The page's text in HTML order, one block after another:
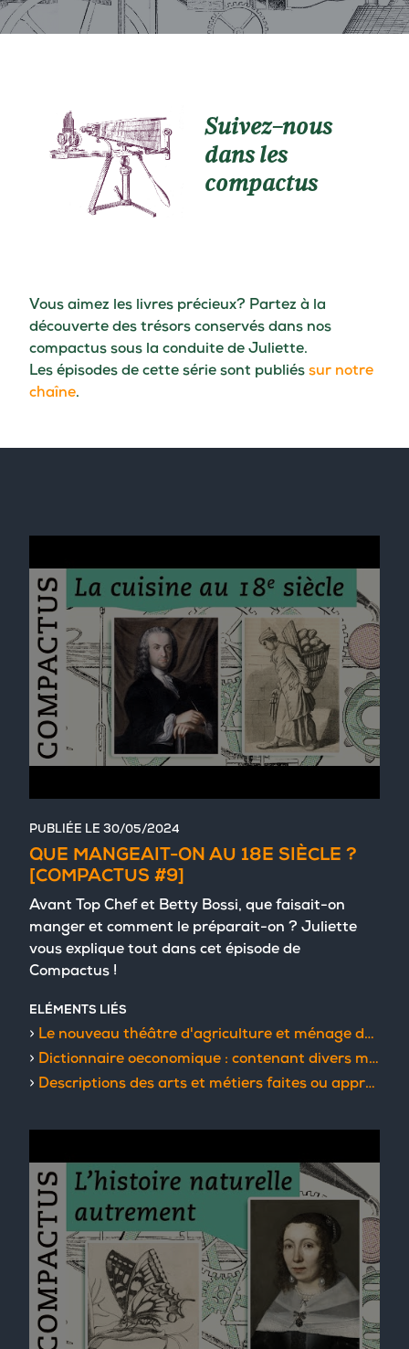
Suivez-nous
dans les
compactus
Vous aimez les livres précieux? Partez à la
découverte des trésors conservés dans nos
compactus sous la conduite de Juliette.
Les épisodes de cette série sont publiés sur notre
chaîne.
PUBLIÉE LE 30/05/2024
QUE MANGEAIT-ON AU 18E SIÈCLE ?
[COMPACTUS #9]
Avant Top Chef et Betty Bossi, que faisait-on
manger et comment le préparait-on ? Juliette
vous explique tout dans cet épisode de
Compactus !
ELÉMENTS LIÉS
Le nouveau théâtre d'agriculture et ménage des champs
Dictionnaire oeconomique : contenant divers moyens d'augmenter son bien, et de conserver sa santé
Descriptions des arts et métiers faites ou approuvées par Messieurs de l'Académie royale des sciences de Paris